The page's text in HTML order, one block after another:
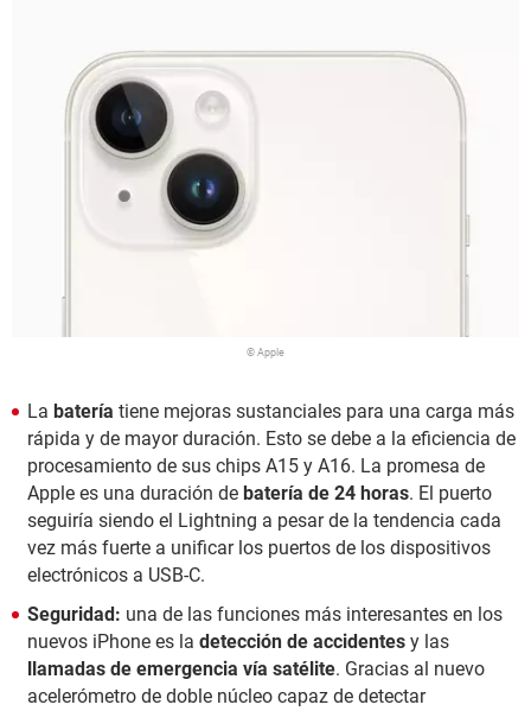
© Apple
La batería tiene mejoras sustanciales para una carga más
rápida y de mayor duración. Esto se debe a la eficiencia de
procesamiento de sus chips A15 y A16. La promesa de
Apple es una duración de batería de 24 horas. El puerto
seguiría siendo el Lightning a pesar de la tendencia cada
vez más fuerte a unificar los puertos de los dispositivos
electrónicos a USB-C.
Seguridad: una de las funciones más interesantes en los
nuevos iPhone es la detección de accidentes y las
llamadas de emergencia vía satélite. Gracias al nuevo
acelerómetro de doble núcleo capaz de detectar